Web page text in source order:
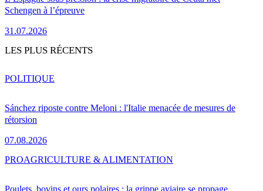
Schengen à l’épreuve
31.07.2026
LES PLUS RÉCENTS
Sánchez riposte contre Meloni : l'Italie menacée de mesures de
rétorsion
07.08.2026
POLITIQUE
Poulets, bovins et ours polaires : la grippe aviaire se propage
PROAGRICULTURE & ALIMENTATION